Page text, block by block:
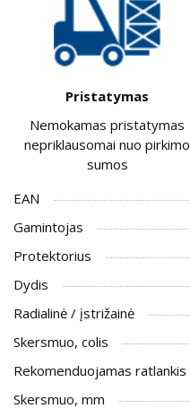
Pristatymas
Nemokamas pristatymas
nepriklausomai nuo pirkimo
sumos
EAN
Gamintojas
Protektorius
Dydis
Radialinė / įstrižainė
Skersmuo, colis
Rekomenduojamas ratlankis
Skersmuo, mm